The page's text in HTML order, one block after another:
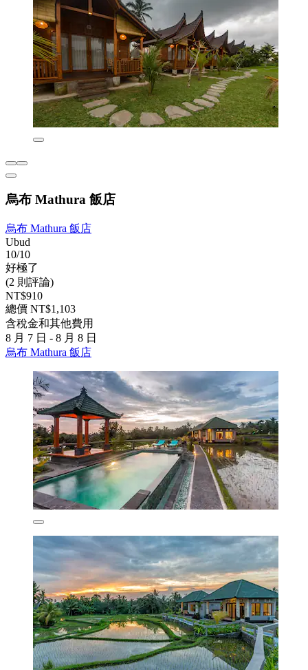
烏布 Mathura 飯店
烏布 Mathura 飯店
Ubud
10/10
好極了
(2 則評論)
NT$910
總價 NT$1,103
含稅金和其他費用
8 月 7 日 - 8 月 8 日
烏布 Mathura 飯店